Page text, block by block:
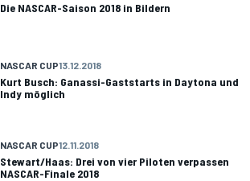
Die NASCAR-Saison 2018 in Bildern
NASCAR CUP13.12.2018
Kurt Busch: Ganassi-Gaststarts in Daytona und
Indy möglich
NASCAR CUP12.11.2018
Stewart/Haas: Drei von vier Piloten verpassen
NASCAR-Finale 2018